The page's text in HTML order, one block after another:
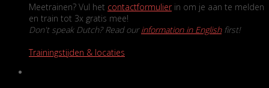
Meetrainen? Vul het contactformulierin om je aan te melden
en train tot 3x gratis mee!
Don't speak Dutch? Read ourinformation in Englishfirst!
Trainingstijden & locaties